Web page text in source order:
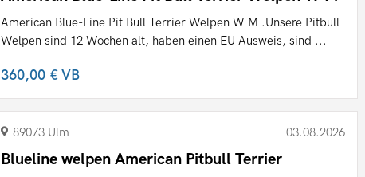
American Blue-Line Pit Bull Terrier Welpen W M .Unsere Pitbull
Welpen sind 12 Wochen alt, haben einen EU Ausweis, sind ...
360,00 €VB
89073 Ulm 03.08.2026
Blueline welpen American Pitbull Terrier